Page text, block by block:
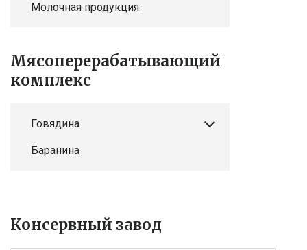
Консервный завод
Молочная продукция
Мясоперерабатывающий
комплекс
Говядина
Баранина